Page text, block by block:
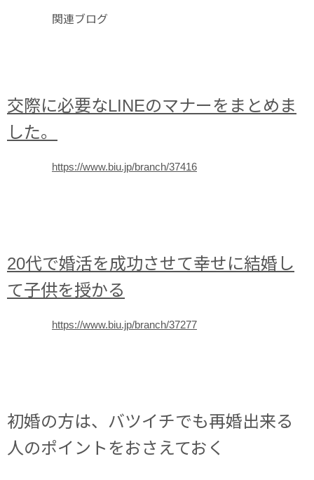
関連ブログ
交際に必要なLINEのマナーをまとめま
した。
https://www.biu.jp/branch/37416
20代で婚活を成功させて幸せに結婚し
て子供を授かる
https://www.biu.jp/branch/37277
初婚の方は、バツイチでも再婚出来る
人のポイントをおさえておく